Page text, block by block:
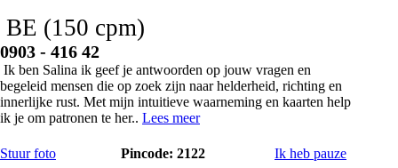
BE (150 cpm)
0903 - 416 42
Ik ben Salina ik geef je antwoorden op jouw vragen en
begeleid mensen die op zoek zijn naar helderheid, richting en
innerlijke rust. Met mijn intuitieve waarneming en kaarten help
ik je om patronen te her.. Lees meer
Stuur foto Pincode: 2122 Ik heb pauze